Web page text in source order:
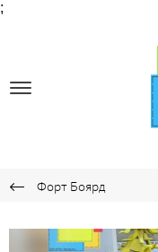
;
Форт Боярд